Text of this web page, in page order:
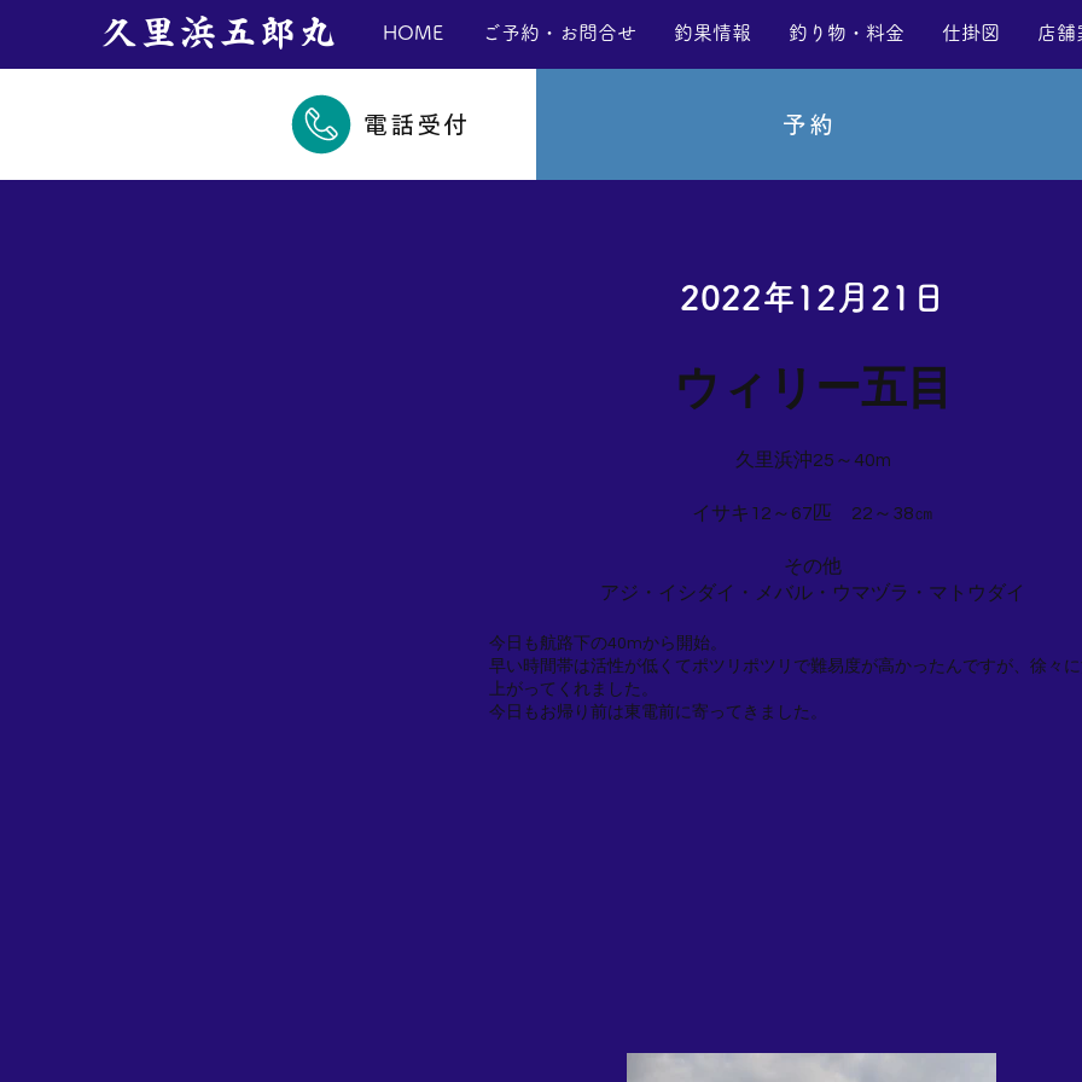
​久里浜五郎丸 HOME ご予約・お問合せ 釣果情報 釣り物・料金 仕掛図 店舗
電話受付 予約
2022年12月21日
ウィリー五目
久里浜沖25～40m
イサキ12～67匹 22～38㎝
その他
アジ・イシダイ・メバル・ウマヅラ・マトウダイ
今日も航路下の40mから開始。
早い時間帯は活性が低くてポツリポツリで難易度が高かったんですが、徐々
上がってくれました。
今日もお帰り前は東電前に寄ってきました。